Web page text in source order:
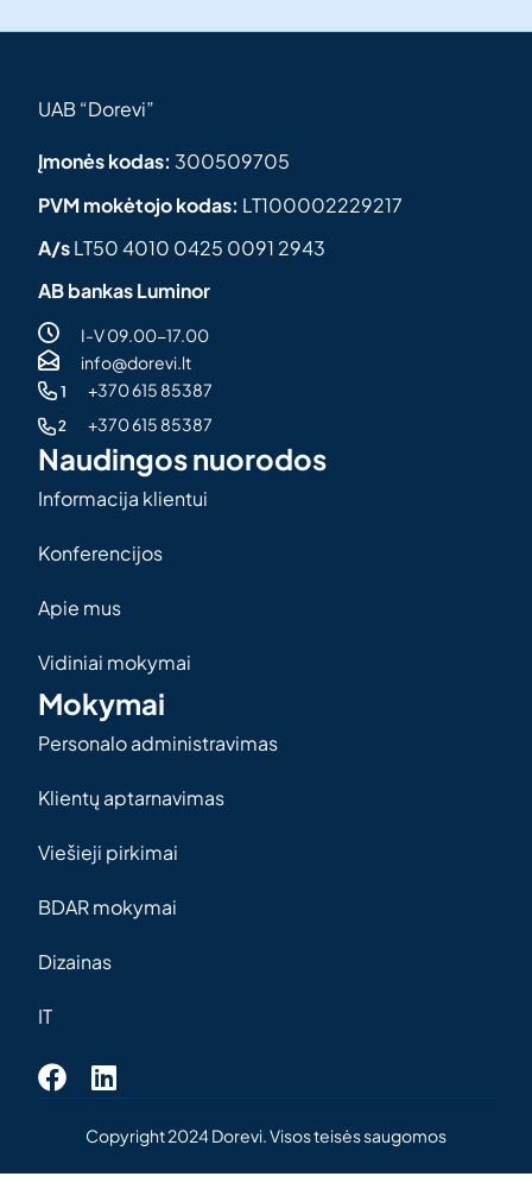
UAB “Dorevi”
Įmonės kodas: 300509705
PVM mokėtojo kodas: LT100002229217
A/sLT50 4010 0425 0091 2943
AB bankas Luminor
I-V 09.00-17.00
+370 615 85387
info@dorevi.lt
+370 615 85387
Naudingos nuorodos
Informacija klientui
Konferencijos
Apie mus
Vidiniai mokymai
Mokymai
Personalo administravimas
Klientų aptarnavimas
Viešieji pirkimai
BDAR mokymai
Dizainas
IT
Copyright 2024 Dorevi. Visos teisės saugomos